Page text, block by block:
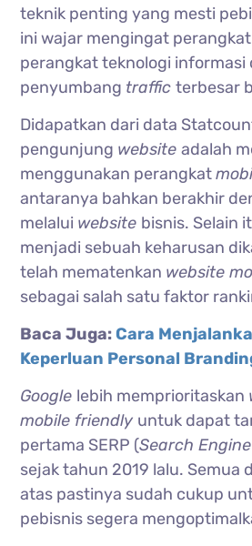
teknik penting yang mesti
ini wajar mengingat
perangkat teknologi informasi
penyumbang trafficterbesar
Didapatkan dari data
pengunjung websiteadalah
menggunakan perangkat
antaranya bahkan berakhir
melalui website bisnis. Selain
menjadi sebuah keharusan
telah mematenkan website
sebagai salah satu faktor
Baca Juga:Cara
Keperluan Personal
Google lebih memprioritaskan
mobile friendly untuk dapat
pertama SERP (Search
sejak tahun 2019 lalu. Semua
atas pastinya sudah cukup
pebisnis segera